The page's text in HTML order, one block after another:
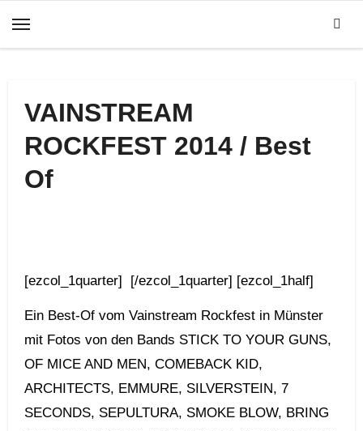
Inhalt
VAINSTREAM
ROCKFEST 2014 / Best
Of
[ezcol_1quarter] [/ezcol_1quarter] [ezcol_1half]
Ein Best-Of vom Vainstream Rockfest in Münster
mit Fotos von den Bands STICK TO YOUR GUNS,
OF MICE AND MEN, COMEBACK KID,
ARCHITECTS, EMMURE, SILVERSTEIN, 7
SECONDS, SEPULTURA, SMOKE BLOW, BRING